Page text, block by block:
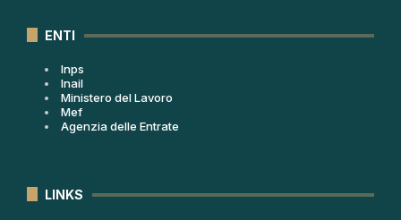
ENTI
Inps
Inail
Ministero del Lavoro
Mef
Agenzia delle Entrate
LINKS